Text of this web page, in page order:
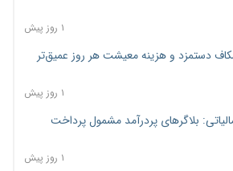
۱ روز پیش
دستمزد و هزینه معیشت هر روز عمیق‌تر
۱ روز پیش
بلاگرهای پردرآمد مشمول پرداخت
۱ روز پیش